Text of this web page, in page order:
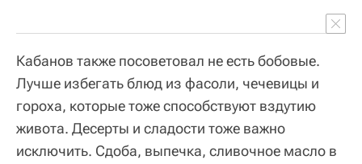
Кабанов также посоветовал не есть бобовые.
Лучше избегать блюд из фасоли, чечевицы и
гороха, которые тоже способствуют вздутию
живота. Десерты и сладости тоже важно
исключить. Сдоба, выпечка, сливочное масло в